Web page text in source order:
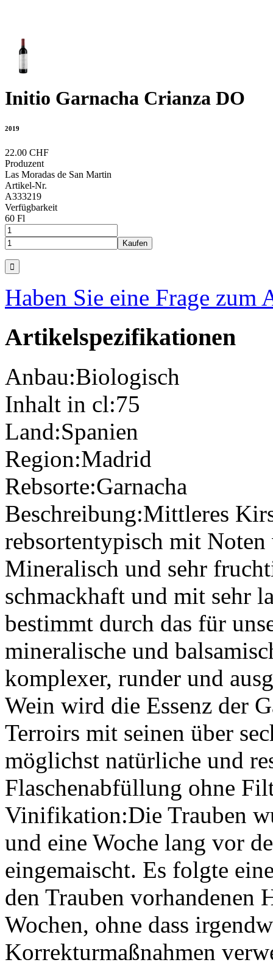
Initio Garnacha Crianza DO
2019
22.00 CHF
Produzent
Las Moradas de San Martin
Artikel-Nr.
A333219
Verfügbarkeit
60 Fl
Haben Sie eine Frage zum
Artikelspezifikationen
Anbau:Biologisch
Inhalt in cl:75
Land:Spanien
Region:Madrid
Rebsorte:Garnacha
Beschreibung:Mittleres
rebsortentypisch mit
Mineralisch und sehr
schmackhaft und mit sehr
bestimmt durch das für
mineralische und
komplexer, runder und
Wein wird die Essenz der
Terroirs mit seinen über
möglichst natürliche und
Flaschenabfüllung ohne
Vinifikation:Die Trauben
und eine Woche lang vor
eingemaischt. Es folgte
den Trauben vorhandenen
Wochen, ohne dass
Korrekturmaßnahmen